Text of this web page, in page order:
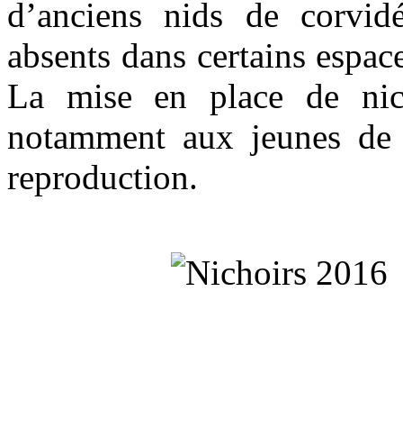
d’anciens nids de
absents dans certains
La mise en place de
notamment aux jeunes
reproduction.